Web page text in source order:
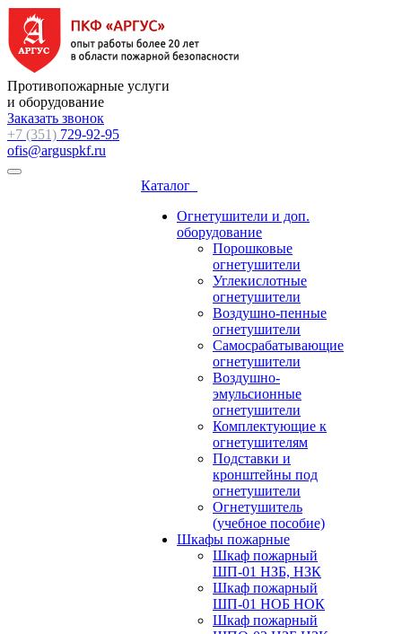
Противопожарные услуги
и оборудование
Заказать звонок
+7 (351) 729-92-95
ofis@arguspkf.ru
Каталог
Огнетушители и доп.
оборудование
Порошковые
огнетушители
Углекислотные
огнетушители
Воздушно-пенные
огнетушители
Самосрабатывающие
огнетушители
Воздушно-
эмульсионные
огнетушители
Комплектующие к
огнетушителям
Подставки и
кронштейны под
огнетушители
Огнетушитель
(учебное пособие)
Шкафы пожарные
Шкаф пожарный
ШП-01 НЗБ, НЗК
Шкаф пожарный
ШП-01 НОБ НОК
Шкаф пожарный